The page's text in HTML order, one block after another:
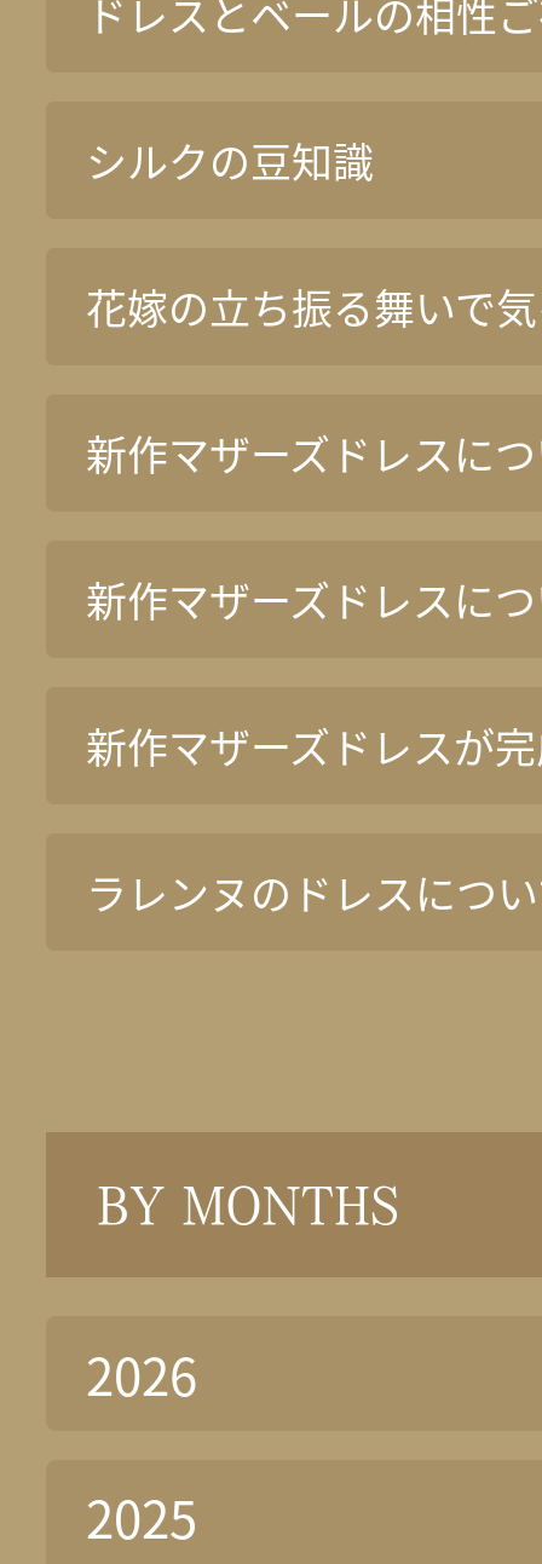
ドレスとベールの相性
シルクの豆知識
花嫁の立ち振る舞いで
新作マザーズドレスに
新作マザーズドレスに
新作マザーズドレスが
ラレンヌのドレスにつ
BY MONTHS
2026
2025